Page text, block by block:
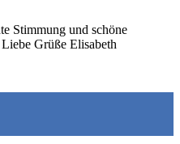
Stimmung und schöne
Grüße Elisabeth